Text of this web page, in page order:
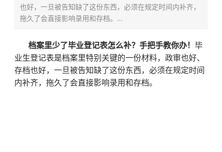
也好，一旦被告知缺了这份东西，必须在规定时间内补齐，
拖久了会直接影响录用和存档。...
档案里少了毕业登记表怎么补？手把手教你办！ 毕
业生登记表是档案里特别关键的一份材料，政审也好、
存档也好，一旦被告知缺了这份东西，必须在规定时间
内补齐，拖久了会直接影响录用和存档。